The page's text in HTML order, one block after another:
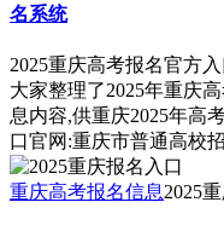
名系统
2025重庆高考报名官方
大家整理了2025年重庆
息内容,供重庆2025年高
口官网:重庆市普通高校
重庆高考报名信息2025